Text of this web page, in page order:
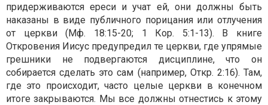
придерживаются ереси и учат ей, они должны быть
наказаны в виде публичного порицания или отлучения
от церкви (Мф. 18:15-20; 1 Кор. 5:1-13). В книге
Откровения Иисус предупредил те церкви, где упрямые
грешники не подвергаются дисциплине, что он
собирается сделать это сам (например, Откр. 2:16). Там,
где это происходит, часто целые церкви в конечном
итоге закрываются. Мы все должны отнестись к этому